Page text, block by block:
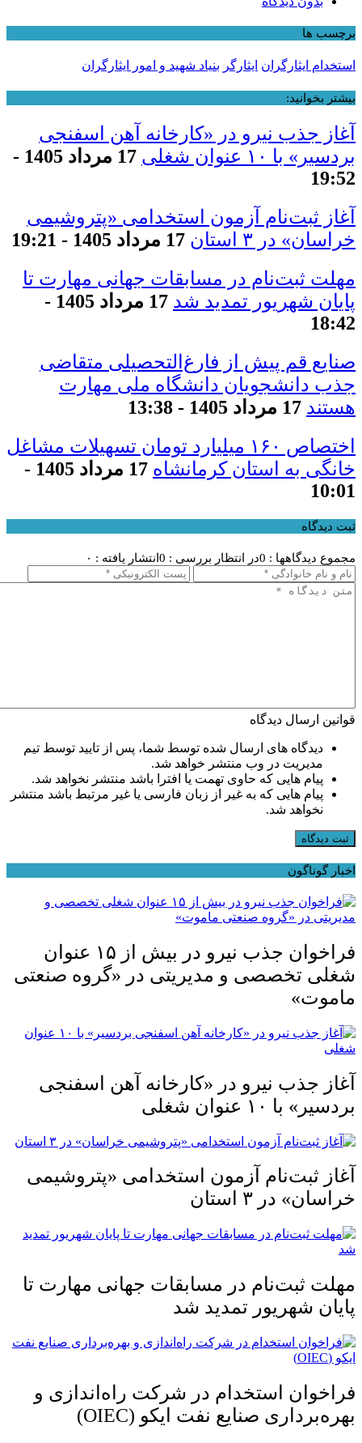
برچسب ها
استخدام ایثارگران ایثارگر بنیاد شهید و امور ایثارگران
بیشتر بخوانید:
آغاز جذب نیرو در «کارخانه آهن اسفنجی
بردسیر» با ۱۰ عنوان شغلی
17 مرداد 1405 -
19:52
آغاز ثبت‌نام آزمون استخدامی «پتروشیمی
خراسان» در ۳ استان
17 مرداد 1405 - 19:21
مهلت ثبت‌نام در مسابقات جهانی مهارت تا
پایان شهریور تمدید شد
17 مرداد 1405 -
18:42
صنایع قم پیش از فارغ‌التحصیلی متقاضی
جذب دانشجویان دانشگاه ملی مهارت
هستند 17 مرداد 1405 - 13:38
اختصاص ۱۶۰ میلیارد تومان تسهیلات مشاغل
خانگی به استان کرمانشاه
17 مرداد 1405 -
10:01
ثبت دیدگاه
مجموع دیدگاهها : 0 در انتظار بررسی : 0 انتشار یافته : ۰
قوانین ارسال دیدگاه
دیدگاه های ارسال شده توسط شما، پس از تایید توسط تیم
مدیریت در وب منتشر خواهد شد.
پیام هایی که حاوی تهمت یا افترا باشد منتشر نخواهد شد.
پیام هایی که به غیر از زبان فارسی یا غیر مرتبط باشد منتشر
نخواهد شد.
ثبت دیدگاه
اخبار گوناگون
فراخوان جذب نیرو در بیش از ۱۵ عنوان
شغلی تخصصی و مدیریتی در «گروه صنعتی
ماموت»
آغاز جذب نیرو در «کارخانه آهن اسفنجی
بردسیر» با ۱۰ عنوان شغلی
آغاز ثبت‌نام آزمون استخدامی «پتروشیمی
خراسان» در ۳ استان
مهلت ثبت‌نام در مسابقات جهانی مهارت تا
پایان شهریور تمدید شد
فراخوان استخدام در شرکت راه‌اندازی و
بهره‌برداری صنایع نفت ایکو (OIEC)